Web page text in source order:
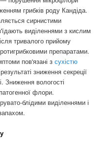
грибків роду Кандіда.
сирнистими
виділеннями з кислим
тривалого прийому
препаратами.
пов'язані з сухістю
зниження секреції
Зниження вологості
флори.
блідими виділеннями і